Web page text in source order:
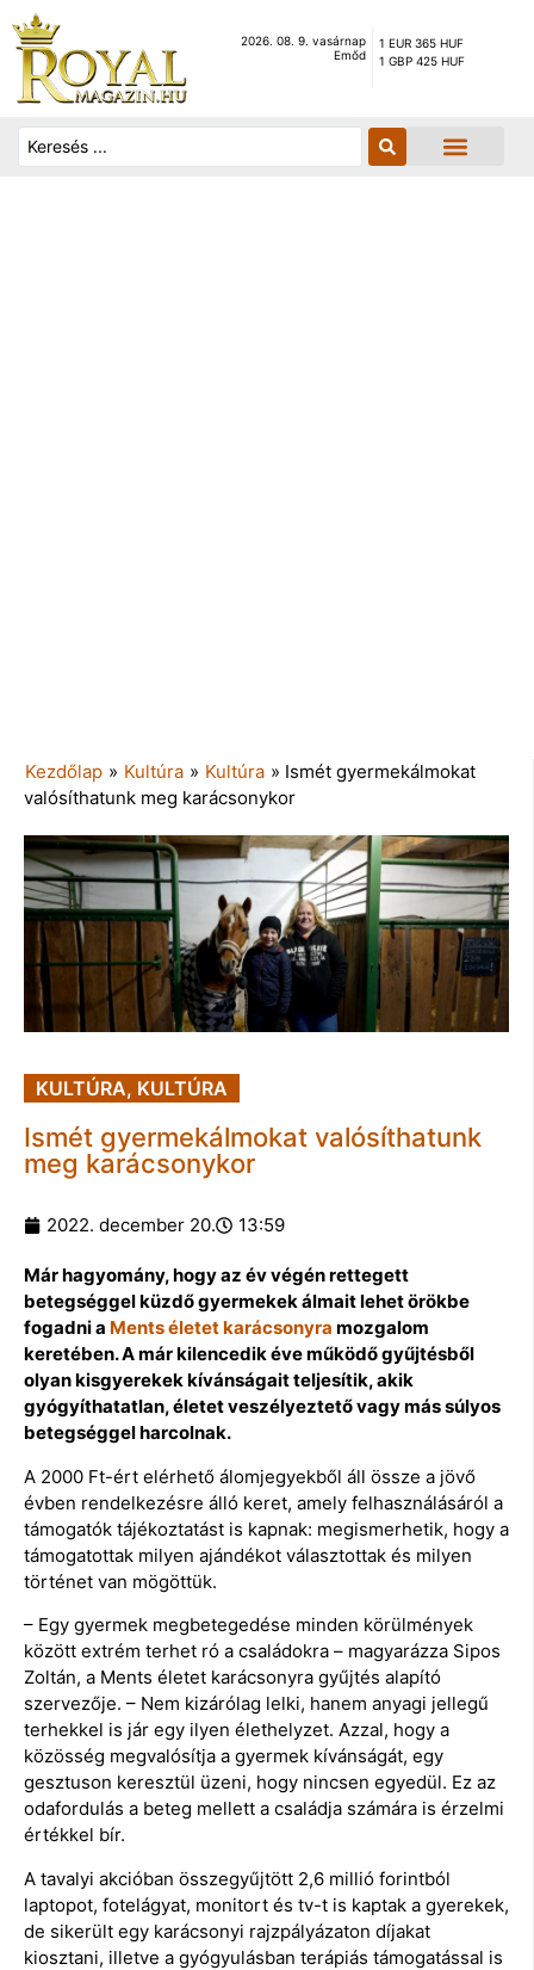
2026. 08. 9. vasárnap
Emőd
1 EUR 365 HUF
1 GBP 425 HUF
Kezdőlap » Kultúra » Kultúra » Ismét gyermekálmokat
valósíthatunk meg karácsonykor
KULTÚRA, KULTÚRA
Ismét gyermekálmokat valósíthatunk
meg karácsonykor
2022. december 20. 13:59
Már hagyomány, hogy az év végén rettegett
betegséggel küzdő gyermekek álmait lehet örökbe
fogadni a Ments életet karácsonyra mozgalom
keretében. A már kilencedik éve működő gyűjtésből
olyan kisgyerekek kívánságait teljesítik, akik
gyógyíthatatlan, életet veszélyeztető vagy más súlyos
betegséggel harcolnak.
A 2000 Ft-ért elérhető álomjegyekből áll össze a jövő
évben rendelkezésre álló keret, amely felhasználásáról a
támogatók tájékoztatást is kapnak: megismerhetik, hogy a
támogatottak milyen ajándékot választottak és milyen
történet van mögöttük.
– Egy gyermek megbetegedése minden körülmények
között extrém terhet ró a családokra – magyarázza Sipos
Zoltán, a Ments életet karácsonyra gyűjtés alapító
szervezője. – Nem kizárólag lelki, hanem anyagi jellegű
terhekkel is jár egy ilyen élethelyzet. Azzal, hogy a
közösség megvalósítja a gyermek kívánságát, egy
gesztuson keresztül üzeni, hogy nincsen egyedül. Ez az
odafordulás a beteg mellett a családja számára is érzelmi
értékkel bír.
A tavalyi akcióban összegyűjtött 2,6 millió forintból
laptopot, fotelágyat, monitort és tv-t is kaptak a gyerekek,
de sikerült egy karácsonyi rajzpályázaton díjakat
kiosztani, illetve a gyógyulásban terápiás támogatással is